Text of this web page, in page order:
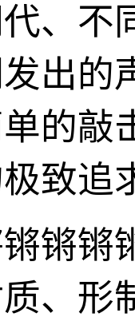
、不
出的
的敲
致追
锵锵
、形